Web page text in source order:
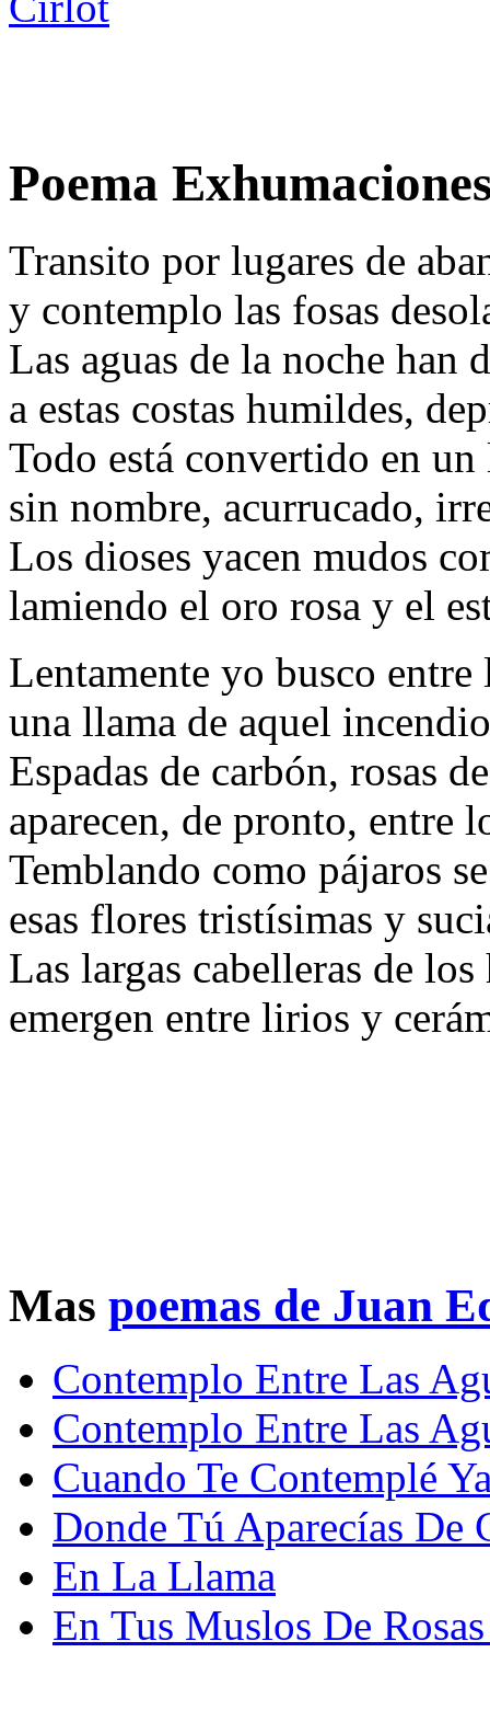
Poema
Transito por lugares de
y contemplo las fosas
Las aguas de la noche han
a estas costas humildes,
Todo está convertido en un
sin nombre, acurrucado,
Los dioses yacen mudos
lamiendo el oro rosa y el
Lentamente yo busco entre
una llama de aquel
Espadas de carbón, rosas
aparecen, de pronto, entre
Temblando como pájaros
esas flores tristísimas y
Las largas cabelleras de los
emergen entre lirios y
Mas poemas de Juan
Contemplo Entre Las
Contemplo Entre Las
Cuando Te Contemplé
Donde Tú Aparecías De
En La Llama
En Tus Muslos De